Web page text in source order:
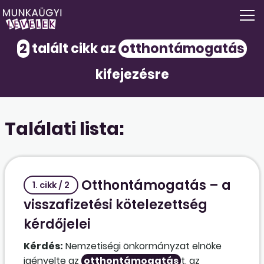
2 talált cikk az otthontámogatás
kifejezésre
Találati lista:
1. cikk / 2
Otthontámogatás – a
visszafizetési kötelezettség
kérdőjelei
Kérdés: Nemzetiségi önkormányzat elnöke
igényelte az otthontámogatás t, az